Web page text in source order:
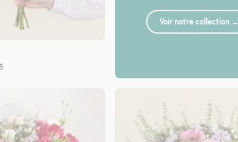
Voir notre collection →